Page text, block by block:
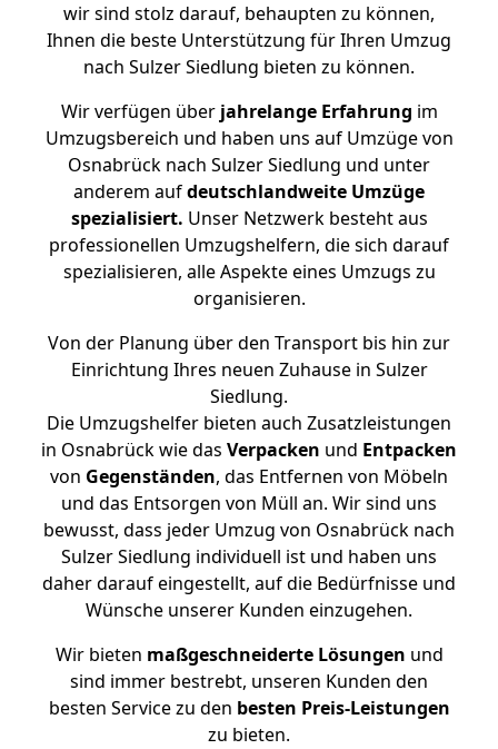
wir sind stolz darauf, behaupten zu können,
Ihnen die beste Unterstützung für Ihren Umzug
nach Sulzer Siedlung bieten zu können.
Wir verfügen überjahrelange Erfahrung im
Umzugsbereich und haben uns auf Umzüge von
Osnabrück nach Sulzer Siedlung und unter
anderem aufdeutschlandweite Umzüge
spezialisiert. Unser Netzwerk besteht aus
professionellen Umzugshelfern, die sich darauf
spezialisieren, alle Aspekte eines Umzugs zu
organisieren.
Von der Planung über den Transport bis hin zur
Einrichtung Ihres neuen Zuhause in Sulzer
Siedlung.
Die Umzugshelfer bieten auch Zusatzleistungen
in Osnabrück wie das Verpacken und Entpacken
von Gegenständen, das Entfernen von Möbeln
und das Entsorgen von Müll an. Wir sind uns
bewusst, dass jeder Umzug von Osnabrück nach
Sulzer Siedlung individuell ist und haben uns
daher darauf eingestellt, auf die Bedürfnisse und
Wünsche unserer Kunden einzugehen.
Wir bieten maßgeschneiderte Lösungen und
sind immer bestrebt, unseren Kunden den
besten Service zu den besten Preis-Leistungen
zu bieten.